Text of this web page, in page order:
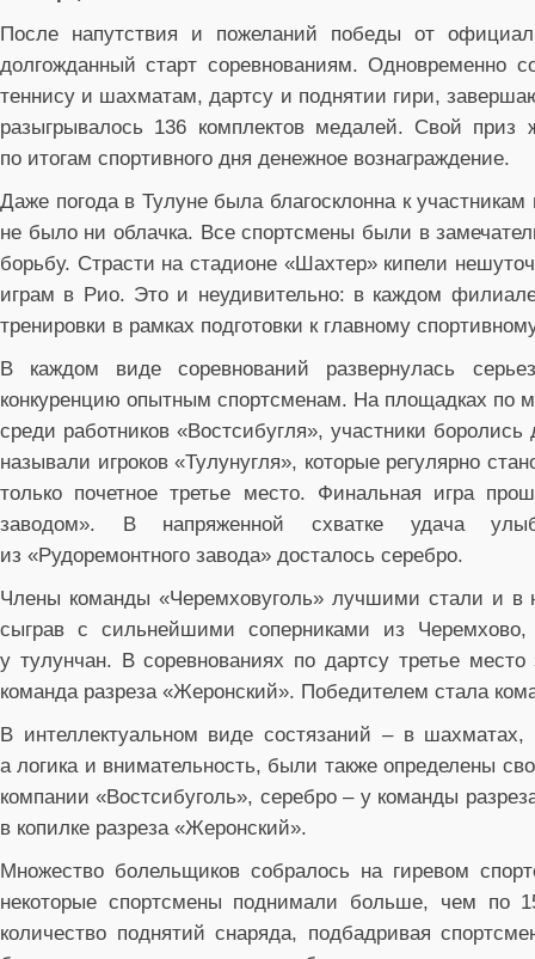
После напутствия и пожеланий победы от
долгожданный старт соревнованиям. Одновременно
теннису и шахматам, дартсу и поднятии гири,
разыгрывалось 136 комплектов медалей. Свой
по итогам спортивного дня денежное вознаграждение.
Даже погода в Тулуне была благосклонна к
не было ни облачка. Все спортсмены были в
борьбу. Страсти на стадионе «Шахтер» кипели
играм в Рио. Это и неудивительно: в каждом
тренировки в рамках подготовки к главному
В каждом виде соревнований развернулась
конкуренцию опытным спортсменам. На площадках по
среди работников «Востсибугля», участники
называли игроков «Тулунугля», которые регулярно
только почетное третье место. Финальная игра
заводом». В напряженной схватке удача
из «Рудоремонтного завода» досталось серебро.
Члены команды «Черемховуголь» лучшими стали и в
сыграв с сильнейшими соперниками из
у тулунчан. В соревнованиях по дартсу третье
команда разреза «Жеронский». Победителем стала
В интеллектуальном виде состязаний – в
а логика и внимательность, были также определены
компании «Востсибуголь», серебро – у команды
в копилке разреза «Жеронский».
Множество болельщиков собралось на гиревом
некоторые спортсмены поднимали больше, чем по
количество поднятий снаряда, подбадривая